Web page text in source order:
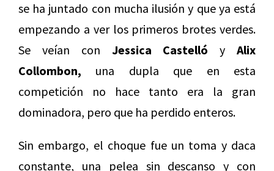
se ha juntado con mucha ilusión y que ya está
empezando a ver los primeros brotes verdes.
Se veían con Jessica Castelló yAlix
Collombon, una dupla que en esta
competición no hace tanto era la gran
dominadora, pero que ha perdido enteros.
Sin embargo, el choque fue un toma y daca
constante, una pelea sin descanso y con